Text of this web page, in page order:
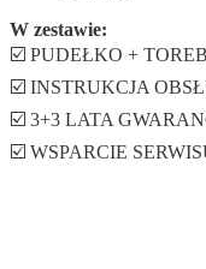
W zestawie:
☑️ PUDEŁKO +
☑️ INSTRUKCJA
☑️ 3+3 LATA
☑️ WSPARCIE